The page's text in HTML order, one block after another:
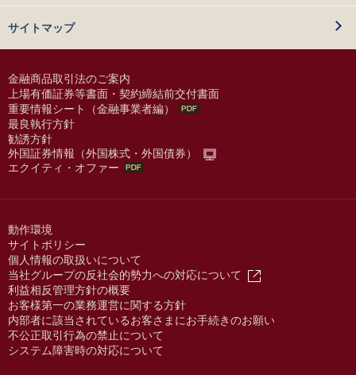
サイトマップ
金融商品取引法のご案内
上場有価証券等書面・契約締結前交付書面
重要情報シート（金融事業者編）
最良執行方針
勧誘方針
外国証券情報（外国株式・外国債券）
エクイティ・オファー
動作環境
サイトポリシー
個人情報の取扱いについて
当社グループの反社会的勢力への対応について
利益相反管理方針の概要
お客様第一の業務運営に関する方針
内部者に該当されているお客さまにお手続きのお願い
不公正取引行為の禁止について
システム障害時の対応について